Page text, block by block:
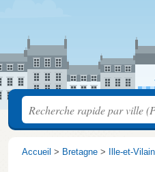
Accueil > Bretagne > Ille-et-